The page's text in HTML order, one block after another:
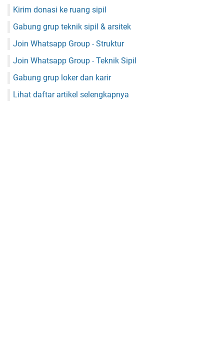
Kirim donasi ke ruang sipil
Gabung grup teknik sipil & arsitek
Join Whatsapp Group - Struktur
Join Whatsapp Group - Teknik Sipil
Gabung grup loker dan karir
Lihat daftar artikel selengkapnya